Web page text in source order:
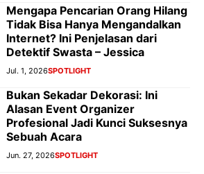
Mengapa Pencarian Orang Hilang
Tidak Bisa Hanya Mengandalkan
Internet? Ini Penjelasan dari
Detektif Swasta – Jessica
Jul. 1, 2026SPOTLIGHT
Bukan Sekadar Dekorasi: Ini
Alasan Event Organizer
Profesional Jadi Kunci Suksesnya
Sebuah Acara
Jun. 27, 2026SPOTLIGHT